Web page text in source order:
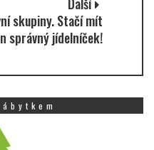
skupiny. Stačí mít
správný jídelníček!